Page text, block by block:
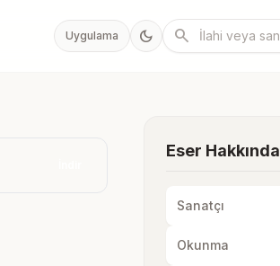
Uygulama dark_mode search
Eser Hakkında
Sanatçı
Okunma